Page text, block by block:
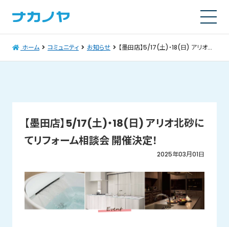
ホーム コミュニティ お知らせ 【墨田店】5/17(土)・18(日) アリオ北砂にてリフォーム相談会 開催決定！
【墨田店】5/17(土)・18(日) アリオ北砂に
てリフォーム相談会 開催決定！
2025年03月01日